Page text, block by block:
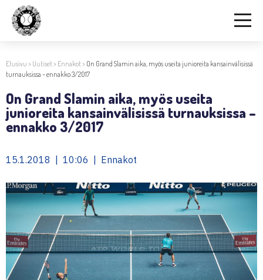
Etusivu > Uutiset> Ennakot> On Grand Slamin aika, myös useita junioreita kansainvälisissä
turnauksissa – ennakko 3/2017
On Grand Slamin aika, myös useita
junioreita kansainvälisissä turnauksissa –
ennakko 3/2017
15.1.2018 | 10:06 | Ennakot